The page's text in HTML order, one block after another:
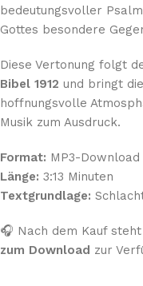
bedeutungsvoller
Gottes besondere
Diese Vertonung folgt
Bibel 1912 und bringt
hoffnungsvolle
Musik zum Ausdruck.
Format: MP3-Download
Länge: 3:13 Minuten
Textgrundlage:
🎧 Nach dem Kauf
zum Download zur